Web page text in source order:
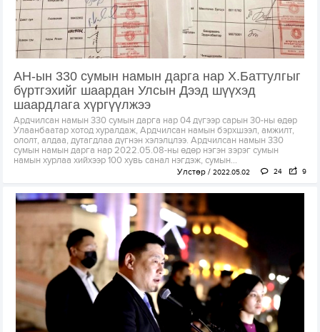
АН-ын 330 сумын намын дарга нар Х.Баттулгыг
бүртгэхийг шаардан Улсын Дээд шүүхэд
шаардлага хүргүүлжээ
Ардчилсан намын 330 сумын дарга нар 04 дүгээр сарын 30-ны өдөр
Улаанбаатар хотод хуралдаж, Ардчилсан намын бэрхшээл, амжилт,
ололт, алдаа, дутагдлаа дүгнэн хэлэлцлээ. Ардчилсан намын 330
сумын намын дарга нар 2022.05.08-ны өдөр нэгэн зэрэг сумын
намын хурлаа хийхээр 100 хувь санал нэгдэж, сумын...
Улстөр 2022.05.02 24 9